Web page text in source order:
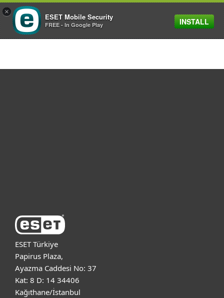
MENU
ESET Türkiye
Papirus Plaza,
Ayazma Caddesi No: 37
Kat: 8 D: 14 34406
Kağıthane/İstanbul
×
ESET Mobile Security
FREE - In Google Play INSTALL